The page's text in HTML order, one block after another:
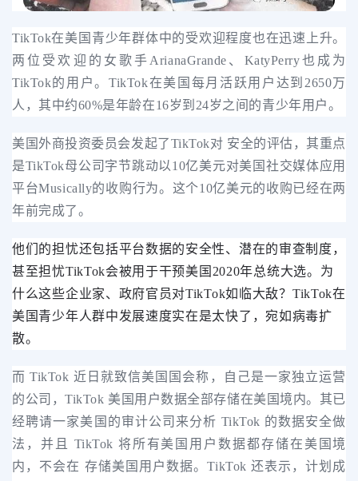
TikTok在美国青少年群体中的受欢迎程度也在迅速上升。
两位受欢迎的女歌手ArianaGrande、KatyPerry也成为
TikTok的用户。TikTok在美国每月活跃用户达到2650万
人，其中约60%是年龄在16岁到24岁之间的青少年用户。
美国外商投资委员会发起了TikTok对 安全的评估，其重点
是TikTok母公司字节跳动以10亿美元对美国社交媒体应用
平台Musically的收购行为。这个10亿美元的收购已经在两
年前完成了。
他们的担忧还包括平台数据的安全性、潜在的审查制度，
甚至担忧TikTok会被用于干预美国2020年总统大选。 为
什么这些企业家、政府官员对TikTok如临大敌？TikTok在
美国青少年人群中发展速度实在是太快了，宛如病毒扩
散。
而 TikTok 近日就致信美国国会称，自己是一家独立运营
的公司，TikTok 美国用户数据全部存储在美国境内。其已
经聘请一家美国的审计公司来分析 TikTok 的数据安全做
法，并且 TikTok 将所有美国用户数据都存储在美国境
内，不会在 存储美国用户数据。TikTok 还表示，计划成